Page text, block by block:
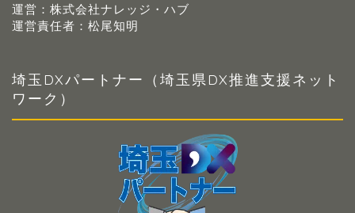
運営：株式会社ナレッジ・ハブ
運営責任者：松尾知明
埼玉DXパートナー（埼玉県DX推進支援ネット
ワーク）